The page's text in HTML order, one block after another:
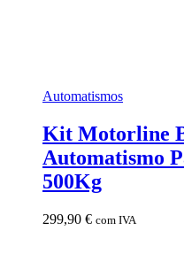
Automatismos
Kit Motorline
Automatismo
500Kg
299,90 € com IVA